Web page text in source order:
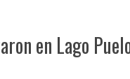
en Lago